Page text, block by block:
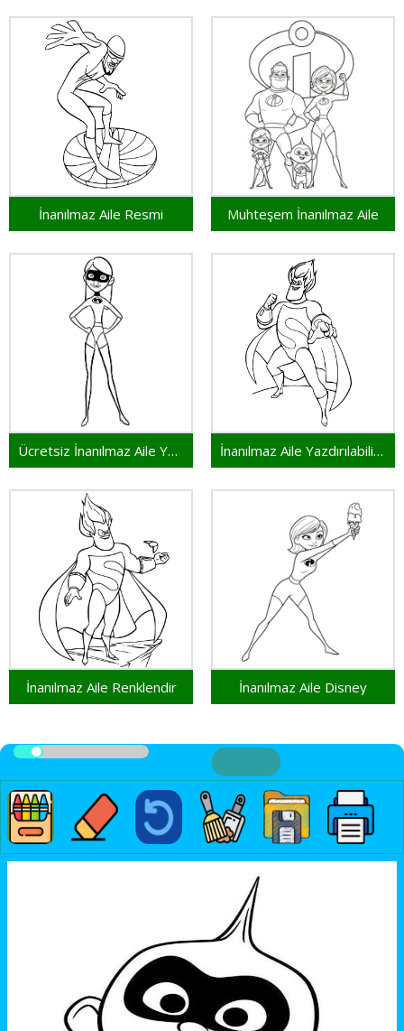
İnanılmaz Aile Resmi Muhteşem İnanılmaz Aile
Ücretsiz İnanılmaz Aile Yazdırılabilir İnanılmaz Aile Yazdırılabilir Resim
İnanılmaz Aile Renklendir İnanılmaz Aile Disney